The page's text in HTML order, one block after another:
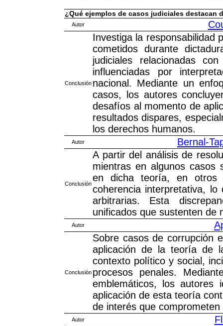
¿Qué ejemplos de casos judiciales destacan
Autor
Conclusión
Investiga la responsabilidad
cometidos durante
judiciales relacionadas
influenciadas por
nacional. Mediante un
casos, los autores
desafíos al momento de
resultados dispares,
los derechos humanos.
Autor Bernal-
Conclusión
A partir del análisis de
mientras en algunos casos
en dicha teoría, en otros
coherencia interpretativa, lo
arbitrarias. Esta
unificados que sustenten de
Autor
Conclusión
Sobre casos de corrupción
aplicación de la teoría de
contexto político y social,
procesos penales.
emblemáticos, los autores
aplicación de esta teoría
de interés que
Autor